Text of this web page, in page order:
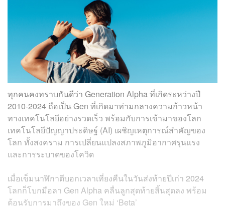
ทุกคนคงทราบกันดีว่า Generation Alpha ที่เกิดระหว่างปี
2010-2024 ถือเป็น Gen ที่เกิดมาท่ามกลางความก้าวหน้า
ทางเทคโนโลยีอย่างรวดเร็ว พร้อมกับการเข้ามาของโลก
เทคโนโลยีปัญญาประดิษฐ์ (AI) เผชิญเหตุการณ์สำคัญของ
โลก ทั้งสงคราม การเปลี่ยนแปลงสภาพภูมิอากาศรุนแรง
และการระบาดของโควิด
เมื่อเข็มนาฬิกาตีบอกเวลาเที่ยงคืนในวันส่งท้ายปีเก่า 2024
โลกก็โบกมือลา Gen Alpha คลื่นลูกสุดท้ายสิ้นสุดลง พร้อม
ต้อนรับการมาถึงของ Gen ใหม่ ‘Beta’